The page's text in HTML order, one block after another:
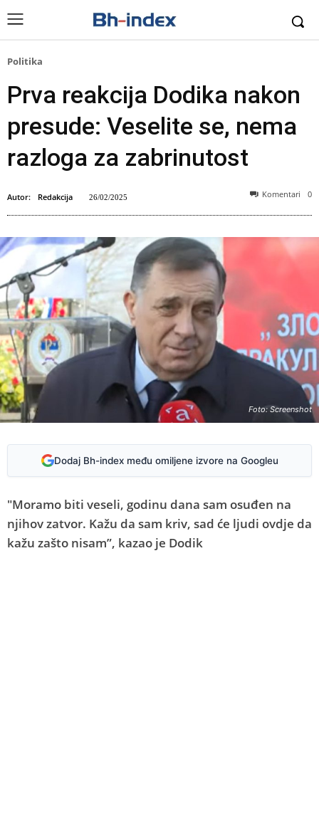
Politika
Prva reakcija Dodika nakon
presude: Veselite se, nema
razloga za zabrinutost
Autor: Redakcija 26/02/2025 Komentari 0
Foto: Screenshot
Dodaj Bh-index među omiljene izvore na Googleu
"Moramo biti veseli, godinu dana sam osuđen na
njihov zatvor. Kažu da sam kriv, sad će ljudi ovdje da
kažu zašto nisam”, kazao je Dodik